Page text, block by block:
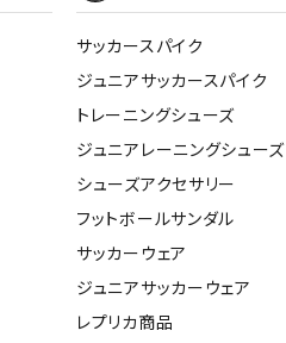
サッカースパイク
ジュニアサッカースパイク
トレーニングシューズ
ジュニアレーニングシューズ
シューズアクセサリー
フットボールサンダル
サッカーウェア
ジュニアサッカーウェア
レプリカ商品